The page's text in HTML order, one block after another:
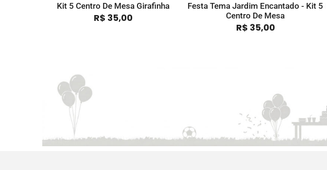
Kit 5 Centro De Mesa Girafinha
R$ 35,00
Festa Tema Jardim Encantado - Kit 5
Centro De Mesa
R$ 35,00